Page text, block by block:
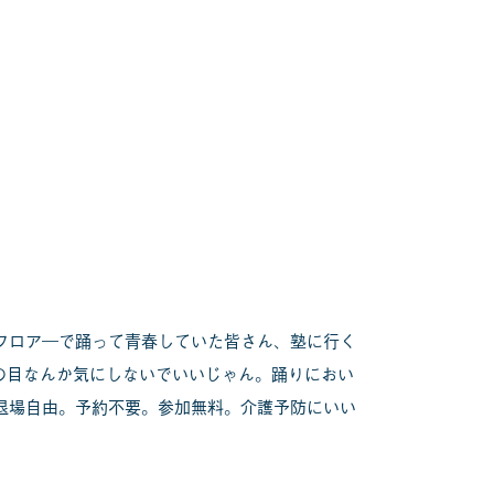
ア―で踊って青春していた皆さん、塾に行く
なんか気にしないでいいじゃん。踊りにおい
自由。予約不要。参加無料。介護予防にいい